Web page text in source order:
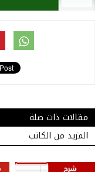
مقالات ذات صلة
المزيد من الكاتب